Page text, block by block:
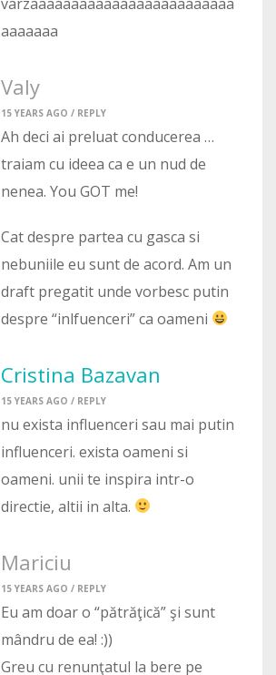
aaaaaaa
Valy
15 YEARS AGO / REPLY
Ah deci ai preluat conducerea …
traiam cu ideea ca e un nud de
nenea. You GOT me!
Cat despre partea cu gasca si
nebuniile eu sunt de acord. Am un
draft pregatit unde vorbesc putin
despre “inlfuenceri” ca oameni
Cristina Bazavan
15 YEARS AGO / REPLY
nu exista influenceri sau mai putin
influenceri. exista oameni si
oameni. unii te inspira intr-o
directie, altii in alta.
Mariciu
15 YEARS AGO / REPLY
Eu am doar o “pătrăţică” şi sunt
mândru de ea! :))
Greu cu renunţatul la bere pe